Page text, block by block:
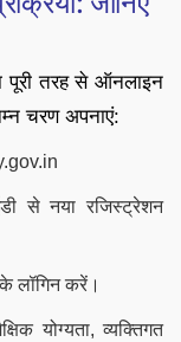
तरह से ऑनलाइन
चरण अपनाएं:
से नया रजिस्ट्रेशन
लॉगिन करें।
योग्यता, व्यक्तिगत